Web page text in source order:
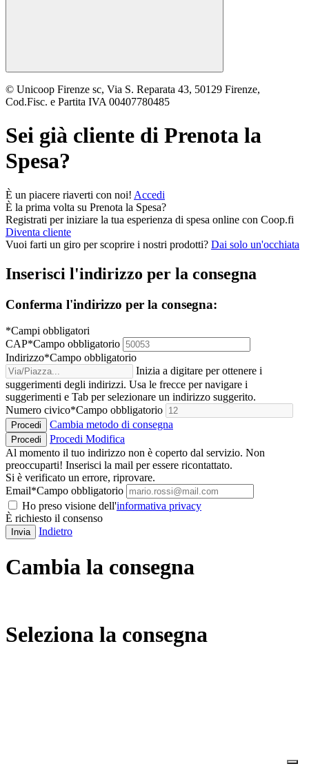
© Unicoop Firenze sc, Via S. Reparata 43, 50129 Firenze,
Cod.Fisc. e Partita IVA 00407780485
Sei già cliente di Prenota la
Spesa?
È un piacere riaverti con noi! Accedi
È la prima volta su Prenota la Spesa?
Registrati per iniziare la tua esperienza di spesa online con Coop.fi
Diventa cliente
Vuoi farti un giro per scoprire i nostri prodotti? Dai solo un'occhiata
Inserisci l'indirizzo per la consegna
Conferma l'indirizzo per la consegna:
*Campi obbligatori
CAP*Campo obbligatorio
Indirizzo*Campo obbligatorio
Inizia a digitare per ottenere i
suggerimenti degli indirizzi. Usa le frecce per navigare i
suggerimenti e Tab per selezionare un indirizzo suggerito.
Numero civico*Campo obbligatorio
Procedi Cambia metodo di consegna
Procedi Procedi Modifica
Al momento il tuo indirizzo non è coperto dal servizio. Non
preoccuparti! Inserisci la mail per essere ricontattato.
Si è verificato un errore, riprovare.
Email*Campo obbligatorio
Ho preso visione dell'informativa privacy
È richiesto il consenso
Invia Indietro
Cambia la consegna
Seleziona la consegna